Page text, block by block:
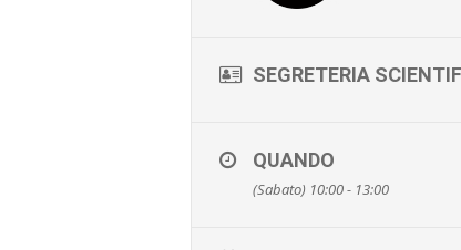
SEGRETERIA
QUANDO
(Sabato) 10:00 - 13:00